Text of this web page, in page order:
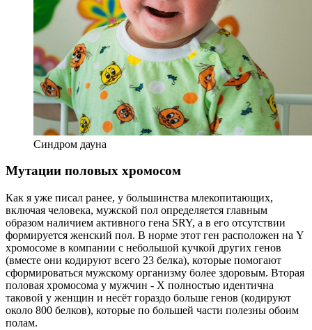
Синдром дауна
Мутации половых хромосом
Как я уже писал ранее, у большинства млекопитающих,
включая человека, мужской пол определяется главным
образом наличием активного гена SRY, а в его отсутствии
формируется женский пол. В норме этот ген расположен на Y
хромосоме в компании с небольшой кучкой других генов
(вместе они кодируют всего 23 белка), которые помогают
сформироваться мужскому организму более здоровым. Вторая
половая хромосома у мужчин - Х полностью идентична
таковой у женщин и несёт гораздо больше генов (кодируют
около 800 белков), которые по большей части полезны обоим
полам.